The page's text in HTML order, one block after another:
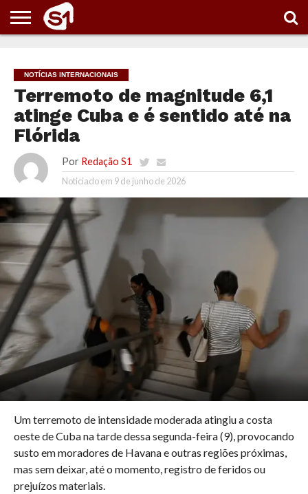
NOTÍCIAS INTERNACIONAIS
Terremoto de magnitude 6,1
atinge Cuba e é sentido até na
Flórida
Por Redação S1
Noticiado em 9 de junho de 2026
Um terremoto de intensidade moderada atingiu a costa
oeste de Cuba na tarde dessa segunda-feira (9), provocando
susto em moradores de Havana e outras regiões próximas,
mas sem deixar, até o momento, registro de feridos ou
prejuízos materiais.